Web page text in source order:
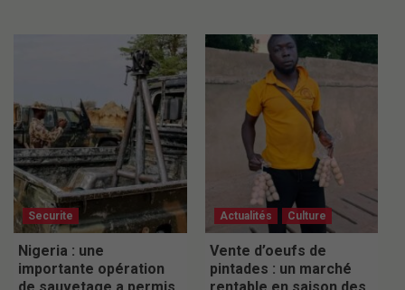
Securite
Nigeria : une
importante opération
Actualités Culture
Vente d’oeufs de
pintades : un marché